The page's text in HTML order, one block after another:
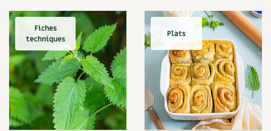
Nourriture
Nuisibles
Numérique
Nutriments
Observation
Œuf
Oignon
Oiseaux
Olivier
Fiches
techniques
Plats